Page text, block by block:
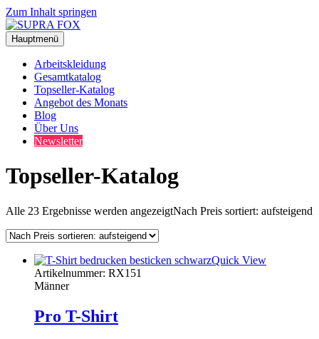
Zum Inhalt springen
Hauptmenü
Arbeitskleidung
Gesamtkatalog
Topseller-Katalog
Angebot des Monats
Blog
Über Uns
Newsletter
Topseller-Katalog
Alle 23 Ergebnisse werden angezeigtNach Preis sortiert: aufsteigend
Quick View
Artikelnummer: RX151
Männer
Pro T-Shirt